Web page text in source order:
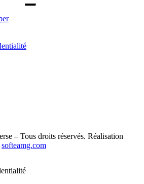
– Tous droits réservés. Réalisation
softeamg.com